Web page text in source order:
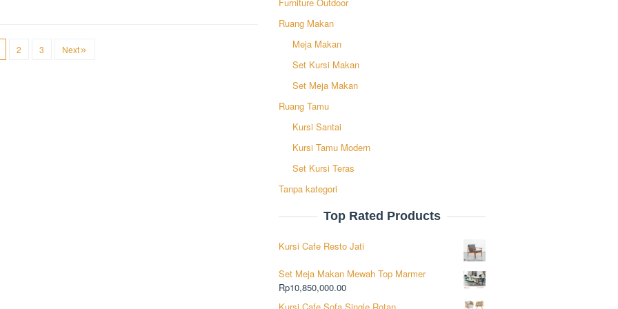
2 3 Next
Ruang Makan
Meja Makan
Set Kursi Makan
Set Meja Makan
Ruang Tamu
Kursi Santai
Kursi Tamu Modern
Set Kursi Teras
Tanpa kategori
Top Rated Products
Kursi Cafe Resto Jati
Set Meja Makan Mewah Top Marmer
Rp10,850,000.00